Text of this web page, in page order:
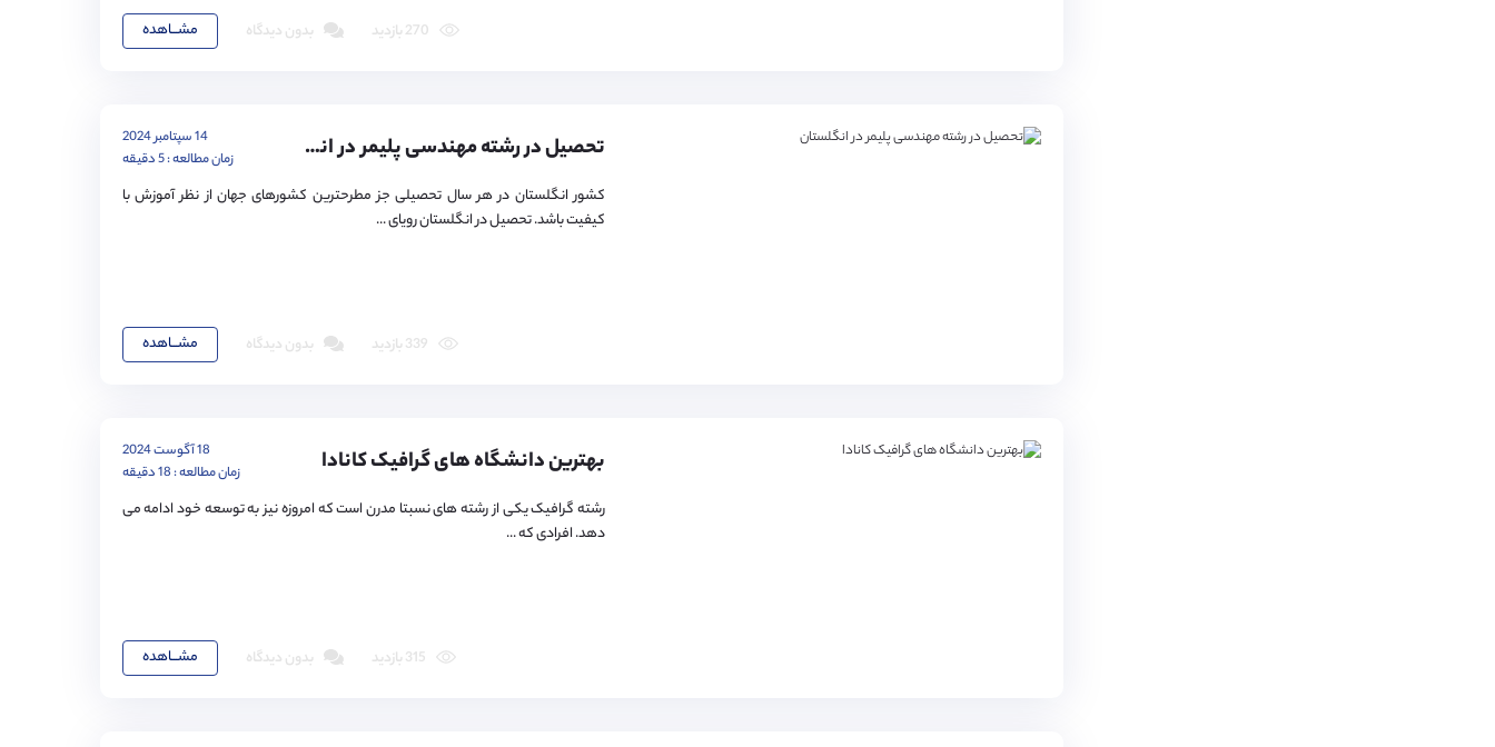
مشـــاهده بدون دیدگاه
تحصیل در رشته مهندسی پلیمر در انگلستان
14 سپتامبر 2024
زمان مطالعه : 5 دقیقه
کشور انگلستان در هر سال تحصیلی جز مطرحترین کشورهای جهان از نظر آموزش با
کیفیت باشد. تحصیل در انگلستان رویای ...
مشـــاهده بدون دیدگاه
بهترین دانشگاه های گرافیک کانادا
18 آگوست 2024
زمان مطالعه : 18 دقیقه
رشته گرافیک یکی از رشته های نسبتا مدرن است که امروزه نیز به توسعه خود ادامه می
دهد. افرادی که ...
مشـــاهده بدون دیدگاه